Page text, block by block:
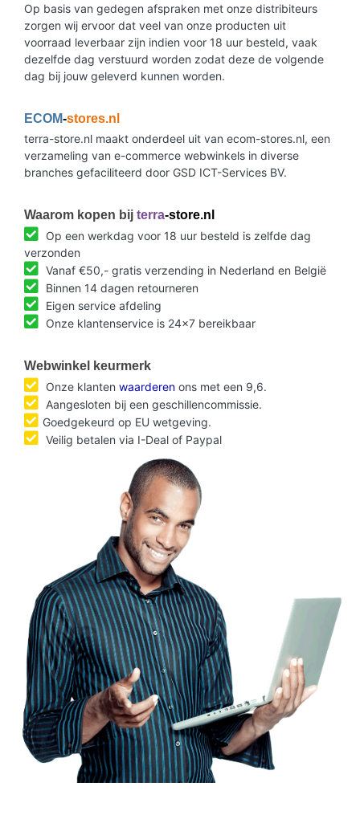
Op basis van gedegen afspraken met onze distribiteurs
zorgen wij ervoor dat veel van onze producten uit
voorraad leverbaar zijn indien voor 18 uur besteld, vaak
dezelfde dag verstuurd worden zodat deze de volgende
dag bij jouw geleverd kunnen worden.
ECOM-stores.nl
terra-store.nl maakt onderdeel uit van ecom-stores.nl, een
verzameling van e-commerce webwinkels in diverse
branches gefaciliteerd door GSD ICT-Services BV.
Waarom kopen bij terra-store.nl
Op een werkdag voor 18 uur besteld is zelfde dag
verzonden
Vanaf €50,- gratis verzending in Nederland en België
Binnen 14 dagen retourneren
Eigen service afdeling
Onze klantenservice is 24x7 bereikbaar
Webwinkel keurmerk
Onze klanten waarderen ons met een 9,6.
Aangesloten bij een geschillencommissie.
Goedgekeurd op EU wetgeving.
Veilig betalen via I-Deal of Paypal